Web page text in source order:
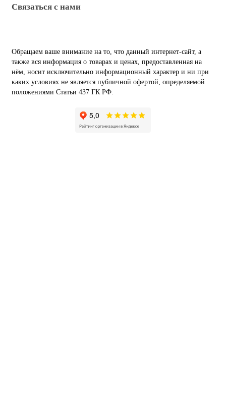
Связаться с нами
Обращаем ваше внимание на то, что данный интернет-сайт, а
также вся информация о товарах и ценах, предоставленная на
нём, носит исключительно информационный характер и ни при
каких условиях не является публичной офертой, определяемой
положениями Статьи 437 ГК РФ.